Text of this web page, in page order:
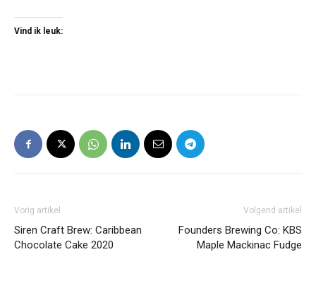
Vind ik leuk:
Vorig artikel
Siren Craft Brew: Caribbean
Chocolate Cake 2020
Volgend artikel
Founders Brewing Co: KBS
Maple Mackinac Fudge